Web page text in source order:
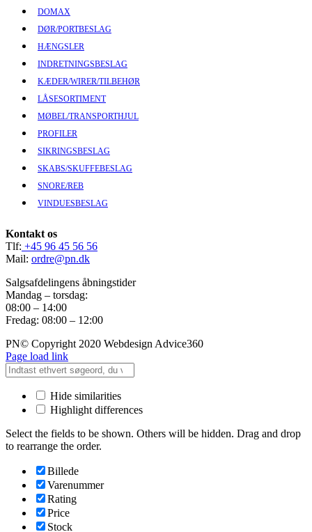
DOMAX
DØR/PORTBESLAG
HÆNGSLER
INDRETNINGSBESLAG
KÆDER/WIRER/TILBEHØR
LÅSESORTIMENT
MØBEL/TRANSPORTHJUL
PROFILER
SIKRINGSBESLAG
SKABS/SKUFFEBESLAG
SNORE/REB
VINDUESBESLAG
Kontakt os
Tlf: +45 96 45 56 56
Mail: ordre@pn.dk
Salgsafdelingens åbningstider
Mandag – torsdag:
08:00 – 14:00
Fredag: 08:00 – 12:00
PN© Copyright 2020 Webdesign Advice360
Page load link
Hide similarities
Highlight differences
Select the fields to be shown. Others will be hidden. Drag and drop
to rearrange the order.
Billede
Varenummer
Rating
Price
Stock